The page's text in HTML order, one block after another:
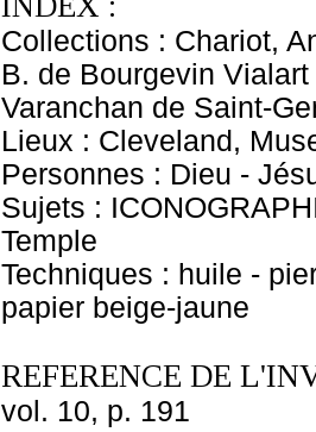
Collections : Chariot,
B. de Bourgevin
Varanchan de Saint-
Lieux : Cleveland,
Personnes : Dieu -
Sujets :
Temple
Techniques : huile -
papier beige-jaune
REFERENCE DE
vol. 10, p. 191